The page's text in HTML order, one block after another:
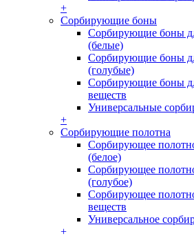
+
Сорбирующие боны
Сорбирующие боны
(белые)
Сорбирующие боны
(голубые)
Сорбирующие боны
веществ
Универсальные
+
Сорбирующие полотна
Сорбирующее
(белое)
Сорбирующее
(голубое)
Сорбирующее
веществ
Универсальное
+